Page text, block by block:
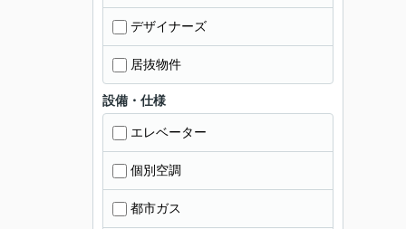
デザイナーズ
居抜物件
設備・仕様
エレベーター
個別空調
都市ガス